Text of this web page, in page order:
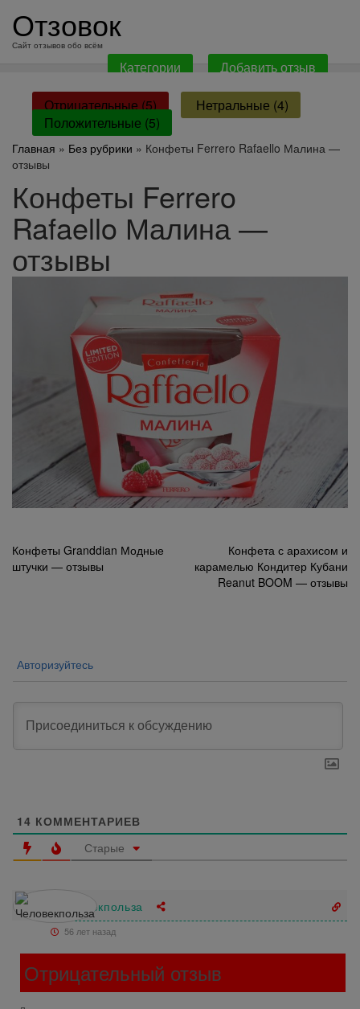
содержанию
Отзовок
Сайт отзывов обо всём
Категории Добавить отзыв
Отрицательные (5)
Нетральные (4)
Положительные (5)
Главная » Без рубрики » Конфеты Ferrero Rafaello Малина —
отзывы
Конфеты Ferrero
Rafaello Малина —
отзывы
Навигация
по
Конфеты Granddian Модные
штучки — отзывы
Конфета с арахисом и
карамелью Кондитер Кубани
Reanut BOOM — отзывы
Авторизуйтесь
14 КОММЕНТАРИЕВ
Старые
Человекпольза
56 лет назад
Отрицательный отзыв